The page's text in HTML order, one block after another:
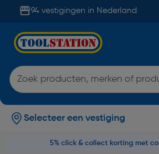
94 vestigingen in Nederland
Selecteer een vestiging
5% click & collect korting met